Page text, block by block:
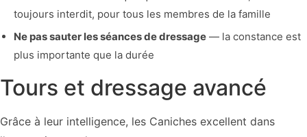
toujours interdit, pour tous les membres de la famille
Ne pas sauter les séances de dressage — la constance est
plus importante que la durée
Tours et dressage avancé
Grâce à leur intelligence, les Caniches excellent dans